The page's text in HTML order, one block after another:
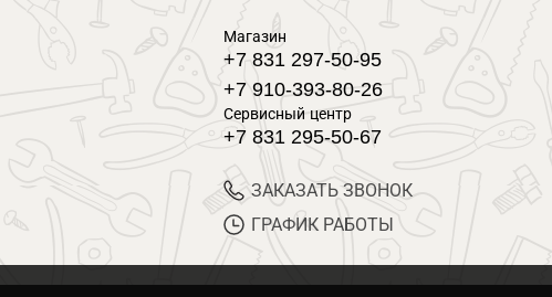
Магазин
+7 831 297-50-95
+7 910-393-80-26
Сервисный центр
+7 831 295-50-67
ЗАКАЗАТЬ ЗВОНОК
ГРАФИК РАБОТЫ